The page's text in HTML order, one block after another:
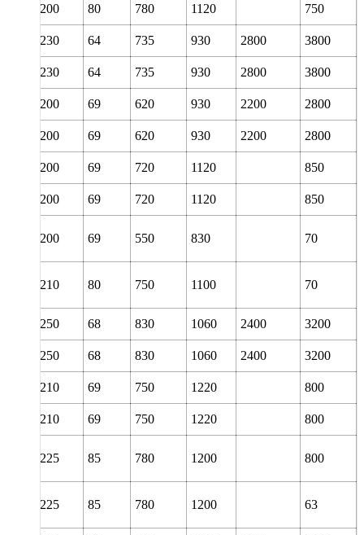
200 80 780 1120 750
230 64 735 930 2800 3800
230 64 735 930 2800 3800
200 69 620 930 2200 2800
200 69 620 930 2200 2800
200 69 720 1120 850
200 69 720 1120 850
200 69 550 830 70
210 80 750 1100 70
250 68 830 1060 2400 3200
250 68 830 1060 2400 3200
210 69 750 1220 800
210 69 750 1220 800
225 85 780 1200 800
225 85 780 1200 63